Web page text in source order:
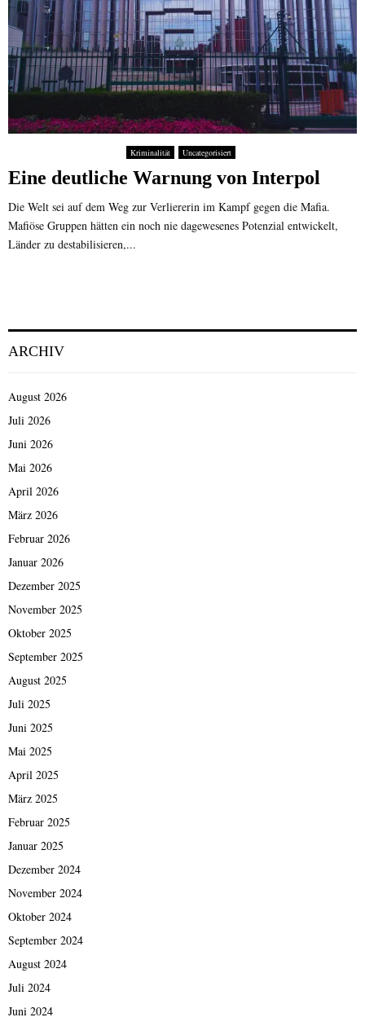
Kriminalität Uncategorisiert
Eine deutliche Warnung von Interpol
Die Welt sei auf dem Weg zur Verliererin im Kampf gegen die Mafia.
Mafiöse Gruppen hätten ein noch nie dagewesenes Potenzial entwickelt,
Länder zu destabilisieren,...
ARCHIV
August 2026
Juli 2026
Juni 2026
Mai 2026
April 2026
März 2026
Februar 2026
Januar 2026
Dezember 2025
November 2025
Oktober 2025
September 2025
August 2025
Juli 2025
Juni 2025
Mai 2025
April 2025
März 2025
Februar 2025
Januar 2025
Dezember 2024
November 2024
Oktober 2024
September 2024
August 2024
Juli 2024
Juni 2024